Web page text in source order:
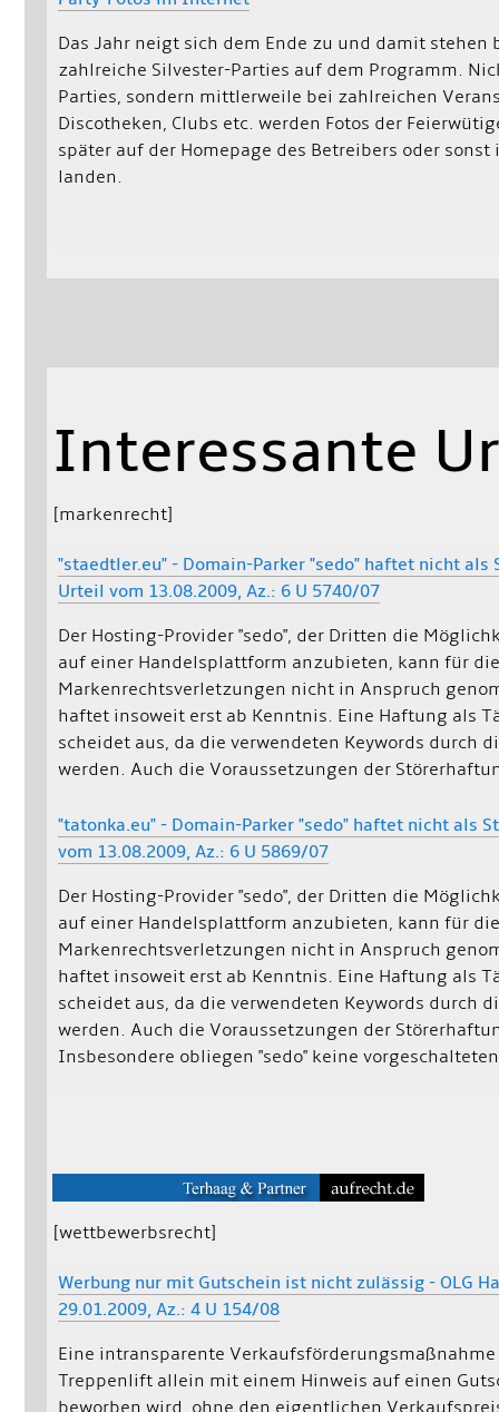
Das Jahr neigt sich dem Ende zu und damit stehen
zahlreiche Silvester-Parties auf dem Programm.
Parties, sondern mittlerweile bei zahlreichen
Discotheken, Clubs etc. werden Fotos der
später auf der Homepage des Betreibers oder
landen.
Interessante
[markenrecht]
"staedtler.eu" - Domain-Parker "sedo" haftet nicht als
Urteil vom 13.08.2009, Az.: 6 U 5740/07
Der Hosting-Provider "sedo", der Dritten die
auf einer Handelsplattform anzubieten, kann für
Markenrechtsverletzungen nicht in Anspruch
haftet insoweit erst ab Kenntnis. Eine Haftung als
scheidet aus, da die verwendeten Keywords durch
werden. Auch die Voraussetzungen der
"tatonka.eu" - Domain-Parker "sedo" haftet nicht als
vom 13.08.2009, Az.: 6 U 5869/07
Der Hosting-Provider "sedo", der Dritten die
auf einer Handelsplattform anzubieten, kann für
Markenrechtsverletzungen nicht in Anspruch
haftet insoweit erst ab Kenntnis. Eine Haftung als
scheidet aus, da die verwendeten Keywords durch
werden. Auch die Voraussetzungen der
Insbesondere obliegen "sedo" keine
[wettbewerbsrecht]
Werbung nur mit Gutschein ist nicht zulässig - OLG
29.01.2009, Az.: 4 U 154/08
Eine intransparente
Treppenlift allein mit einem Hinweis auf einen
beworben wird, ohne den eigentlichen